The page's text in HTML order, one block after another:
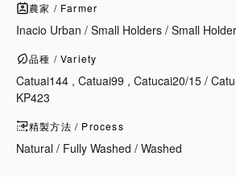
農家 / Farmer
Inacio Urban / Small Holders / Small
品種 / Variety
Catuai144 , Catuai99 , Catucai20/15 /
KP423
精製方法 / Process
Natural / Fully Washed / Washed